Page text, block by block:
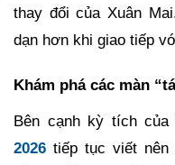
thay đổi của Xuân
dạn hơn khi giao tiếp
Khám phá các màn
Bên cạnh kỳ tích của
2026 tiếp tục viết nên